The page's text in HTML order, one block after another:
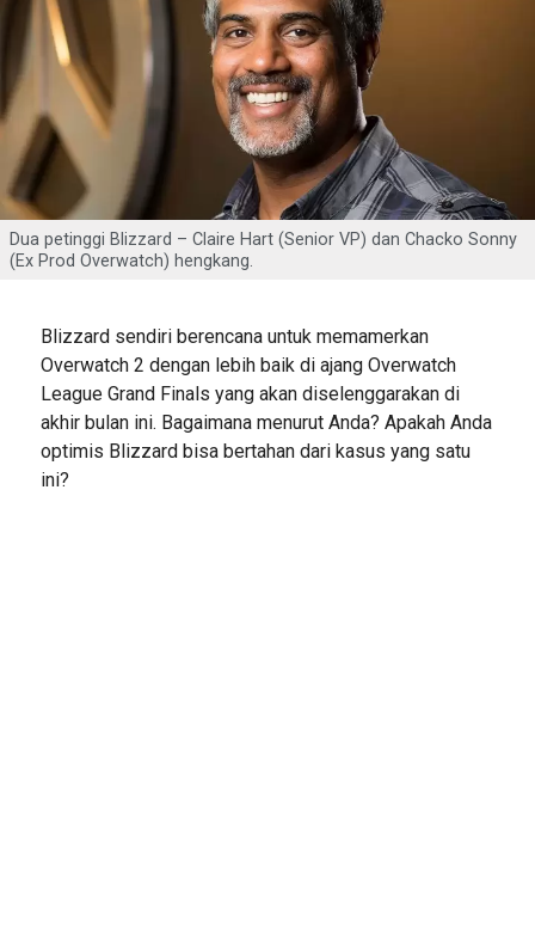
Dua petinggi Blizzard – Claire Hart (Senior VP) dan Chacko Sonny
(Ex Prod Overwatch) hengkang.
Blizzard sendiri berencana untuk memamerkan
Overwatch 2 dengan lebih baik di ajang Overwatch
League Grand Finals yang akan diselenggarakan di
akhir bulan ini. Bagaimana menurut Anda? Apakah Anda
optimis Blizzard bisa bertahan dari kasus yang satu
ini?